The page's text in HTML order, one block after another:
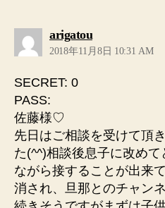
arigatouの
発
2018年11月8日 10:31 AM
SECRET: 0
PASS:
佐藤様♡
先日はご相談を受けて頂
た(^^)相談後息子に改め
ながら接することが出来
消され、旦那とのチャン